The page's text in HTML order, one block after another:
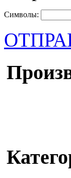
Символы: